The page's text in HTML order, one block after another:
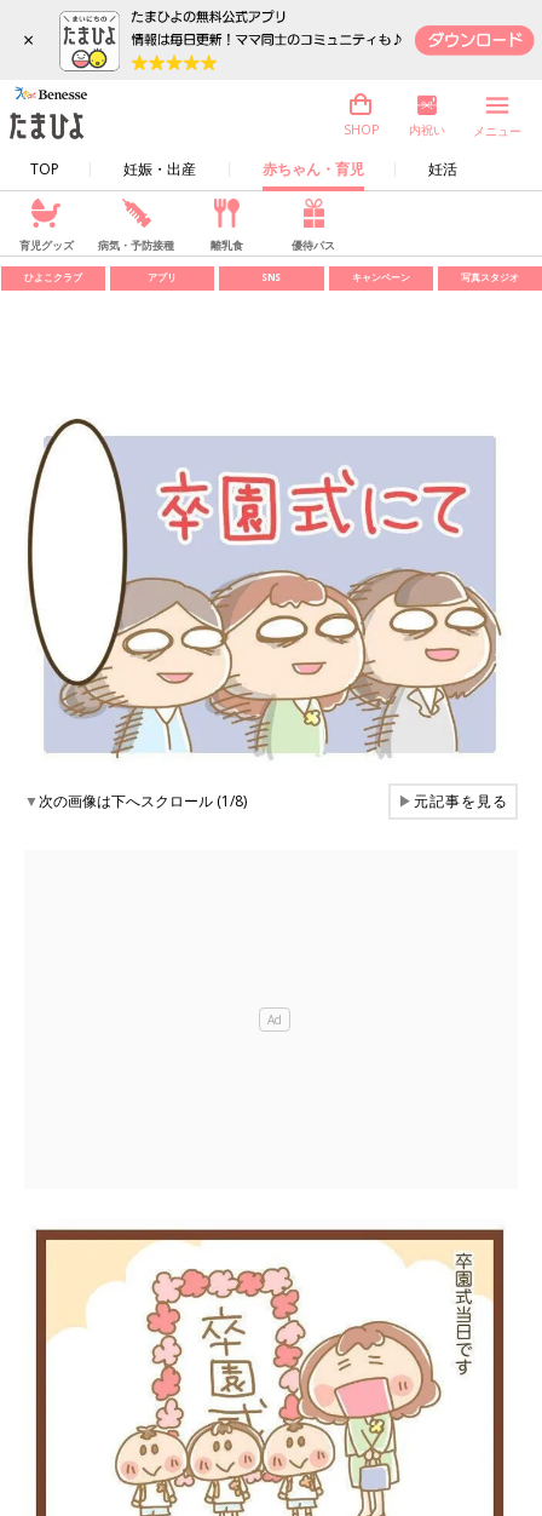
×
TOP 妊娠・出産 赤ちゃん・育児 妊活
SHOP 内祝い メニュー
育児グッズ 病気・予防接種 離乳食 優待パス
ひよこクラブ アプリ SNS キャンペーン 写真スタジオ
▼次の画像は下へスクロール (1/8) ▶元記事を見る